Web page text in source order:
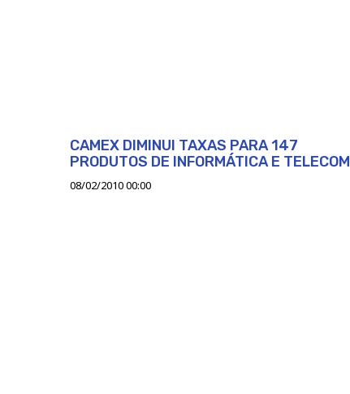
CAMEX DIMINUI TAXAS PARA 147
PRODUTOS DE INFORMÁTICA E TELECOM
08/02/2010 00:00